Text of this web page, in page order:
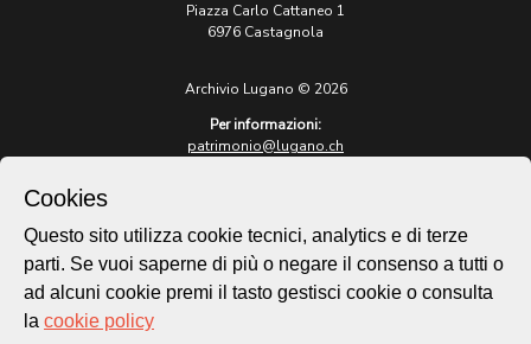
Piazza Carlo Cattaneo 1
6976 Castagnola
Archivio Lugano © 2026
Per informazioni:
patrimonio@lugano.ch
lugano.ch
Cookie policy
Cookies
Questo sito utilizza cookie tecnici, analytics e di terze
parti. Se vuoi saperne di più o negare il consenso a tutti o
ad alcuni cookie premi il tasto gestisci cookie o consulta
la cookie policy